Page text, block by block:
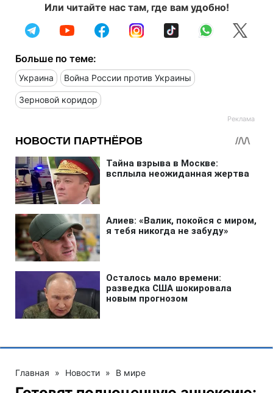
Или читайте нас там, где вам удобно!
Больше по теме:
Украина Война России против Украины
Зерновой коридор
Главная » Новости » В мире